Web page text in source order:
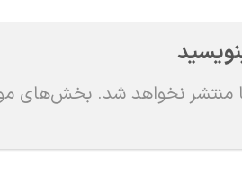
منتشر نخواهد شد. بخش‌های